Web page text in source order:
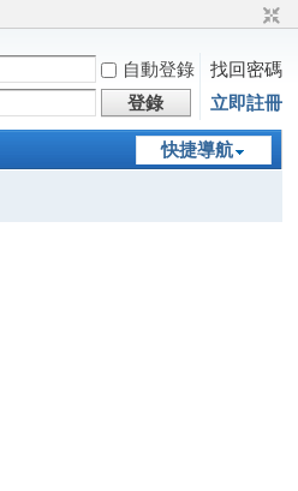
自動登錄
找回密碼
登錄 立即註冊
快捷導航